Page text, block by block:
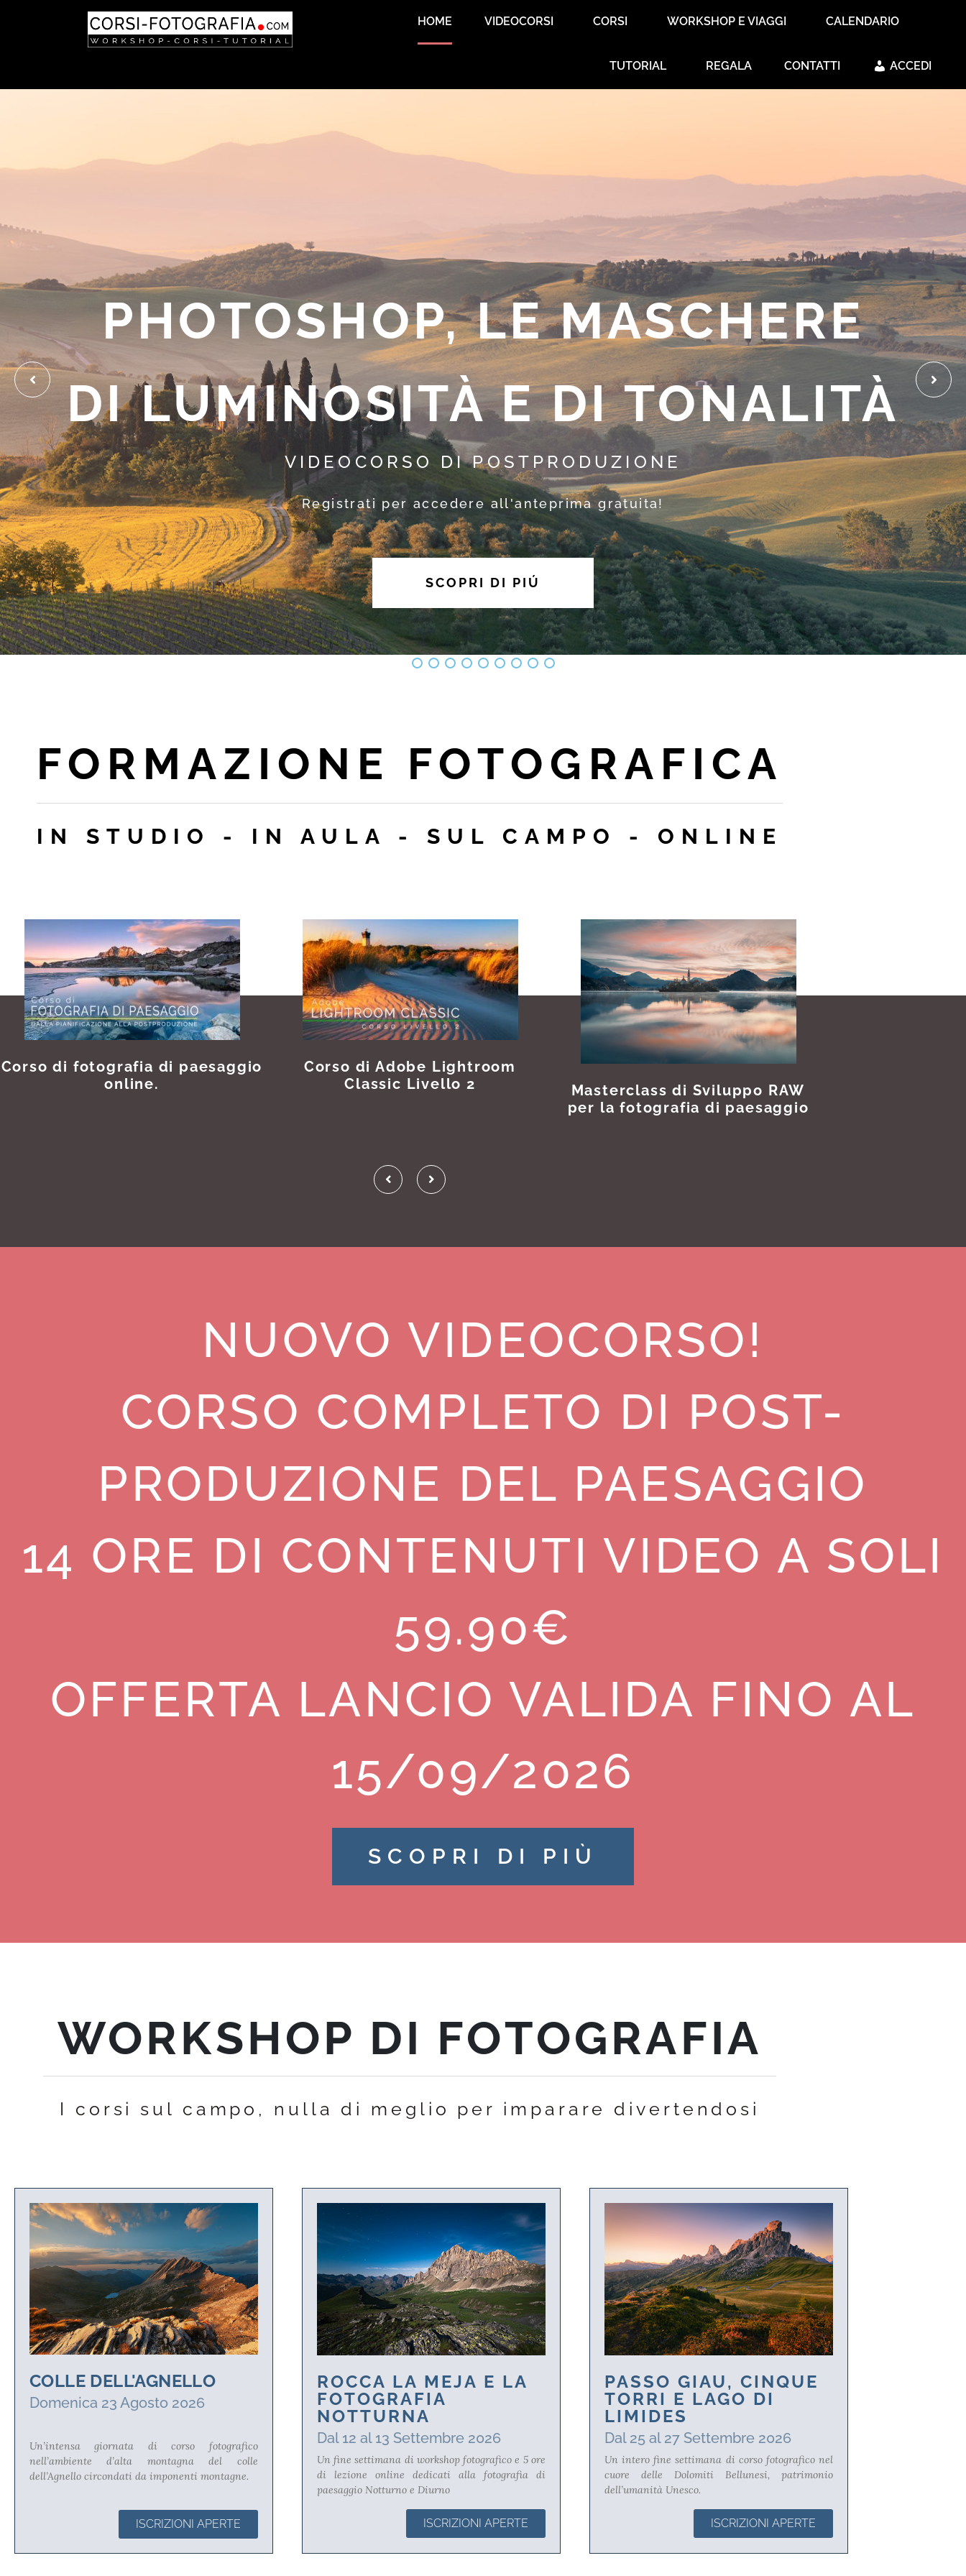
HOME VIDEOCORSI CORSI WORKSHOP E VIAGGI CALENDARIO
TUTORIAL REGALA CONTATTI ACCEDI
PHOTOSHOP, LE MASCHERE
DI LUMINOSITÀ E DI TONALITÀ
VIDEOCORSO DI POSTPRODUZIONE
Registrati per accedere all'anteprima gratuita!
SCOPRI DI PIÚ
FORMAZIONE FOTOGRAFICA
IN STUDIO - IN AULA - SUL CAMPO - ONLINE
Corso di fotografia di paesaggio
online.
Corso di Adobe Lightroom
Classic Livello 2
Masterclass di Sviluppo RAW
per la fotografia di paesaggio
NUOVO VIDEOCORSO!
CORSO COMPLETO DI POST-
PRODUZIONE DEL PAESAGGIO
14 ORE DI CONTENUTI VIDEO A SOLI
59.90€
OFFERTA LANCIO VALIDA FINO AL
15/09/2026
SCOPRI DI PIÙ
WORKSHOP DI FOTOGRAFIA
I corsi sul campo, nulla di meglio per imparare divertendosi
COLLE DELL'AGNELLO
Domenica 23 Agosto 2026
Un’intensa giornata di corso fotografico
nell’ambiente d’alta montagna del colle
dell’Agnello circondati da imponenti montagne.
ISCRIZIONI APERTE
ROCCA LA MEJA E LA
FOTOGRAFIA
NOTTURNA
Dal 12 al 13 Settembre 2026
Un fine settimana di workshop fotografico e 5 ore
di lezione online dedicati alla fotografia di
paesaggio Notturno e Diurno
ISCRIZIONI APERTE
PASSO GIAU, CINQUE
TORRI E LAGO DI
LIMIDES
Dal 25 al 27 Settembre 2026
Un intero fine settimana di corso fotografico nel
cuore delle Dolomiti Bellunesi, patrimonio
dell’umanità Unesco.
ISCRIZIONI APERTE